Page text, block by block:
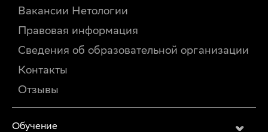
Вакансии Нетологии
Правовая информация
Сведения об образовательной организации
Контакты
Отзывы
Обучение